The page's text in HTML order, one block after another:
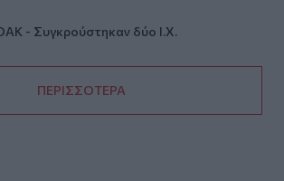
- Συγκρούστηκαν δύο Ι.Χ.
ΠΕΡΙΣΣΟΤΕΡΑ